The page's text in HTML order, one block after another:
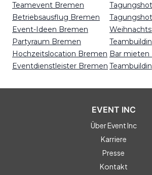
Teamevent Bremen
Betriebsausflug Bremen
Event-Ideen Bremen
Partyraum Bremen
Hochzeitslocation Bremen
Eventdienstleister Bremen
Bar mieten
EVENT INC
Über Event Inc
Karriere
Presse
Kontakt